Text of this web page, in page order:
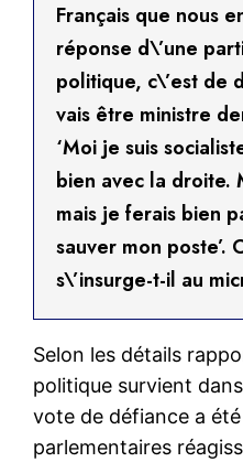
Français que nous
réponse d\’une
politique, c\’est de
vais être ministre
‘Moi je suis
bien avec la droite.
mais je ferais bien
sauver mon poste’.
s\’insurge-t-il au
Selon les détails
politique survient
vote de défiance a
parlementaires